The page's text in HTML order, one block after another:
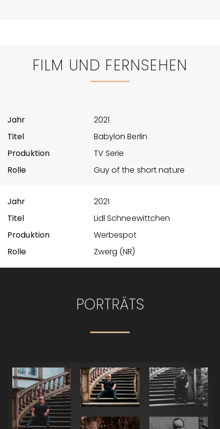
FILM UND FERNSEHEN
2021
Babylon Berlin
TV Serie
Guy of the short nature
2021
Lidl Schneewittchen
Werbespot
Zwerg (NR)
PORTRÄTS